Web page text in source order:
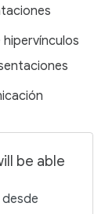
hipervínculos
be able